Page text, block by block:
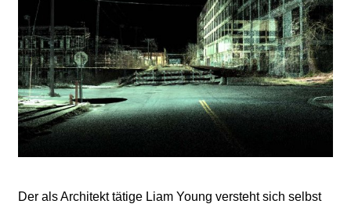
n
k
u
n
s
Der als Architekt tätige Liam Young versteht sich selbst